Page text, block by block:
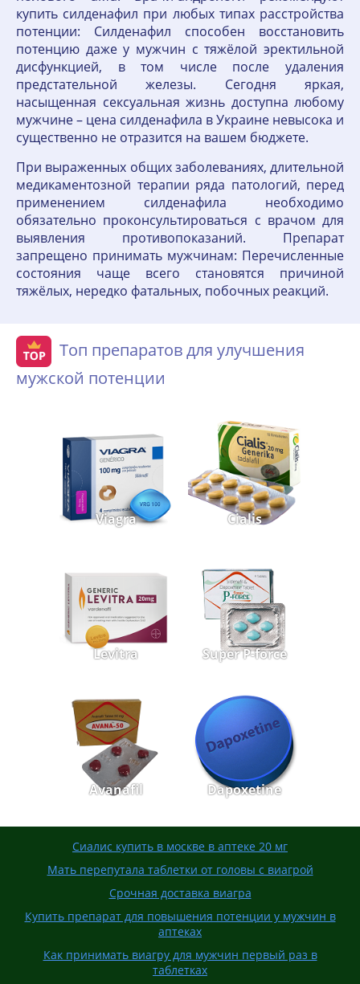
купить силденафил при любых типах расстройства
потенции: Силденафил способен восстановить
потенцию даже у мужчин с тяжёлой эректильной
дисфункцией, в том числе после удаления
предстательной железы. Сегодня яркая,
насыщенная сексуальная жизнь доступна любому
мужчине – цена силденафила в Украине невысока и
существенно не отразится на вашем бюджете.
При выраженных общих заболеваниях, длительной
медикаментозной терапии ряда патологий, перед
применением силденафила необходимо
обязательно проконсультироваться с врачом для
выявления противопоказаний. Препарат
запрещено принимать мужчинам: Перечисленные
состояния чаще всего становятся причиной
тяжёлых, нередко фатальных, побочных реакций.
Топ препаратов для улучшения
мужской потенции
Viagra Cialis
Levitra Super P-force
Avanafil Dapoxetine
Сиалис купить в москве в аптеке 20 мг
Мать перепутала таблетки от головы с виагрой
Срочная доставка виагра
Купить препарат для повышения потенции у мужчин в
аптеках
Как принимать виагру для мужчин первый раз в
таблетках